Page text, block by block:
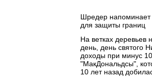
Шредер напоминает
для защиты границ
На ветках
день, день святого
доходы при минус
"МакДональдсы",
10 лет назад